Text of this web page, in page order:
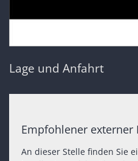
Lage und Anfahrt
Empfohlener externer
An dieser Stelle finden Sie